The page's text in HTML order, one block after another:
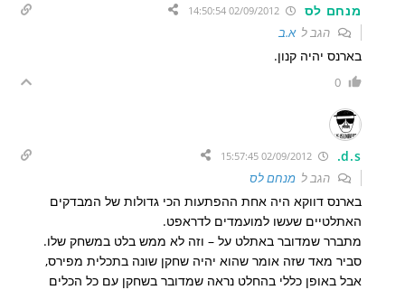
מנחם לס 02/09/2012 14:50:54
הגב לא.ב
בארנס יהיה קנון.
0
d.s.
02/09/2012 15:57:45
הגב למנחם לס
בארנס דווקא היה אחת ההפתעות הכי גדולות של המבדקים
האתלטיים שעשו למועמדים לדראפט.
מתברר שמדובר באתלט על – וזה לא ממש בלט במשחק שלו.
סביר מאד שזה אומר שהוא יהיה שחקן שונה בתכלית מפירס,
אבל באופן כללי בהחלט נראה שמדובר בשחקן עם כל הכלים